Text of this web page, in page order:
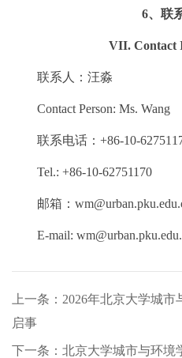
6、联
VII. Contact
联系人：汪淼
Contact Person: Ms. Wang
联系电话：+86-10-
Tel.: +86-10-62751170
邮箱：
E-mail:
上一条：2026年北京大学城
启事
下一条：北京大学城市与环境